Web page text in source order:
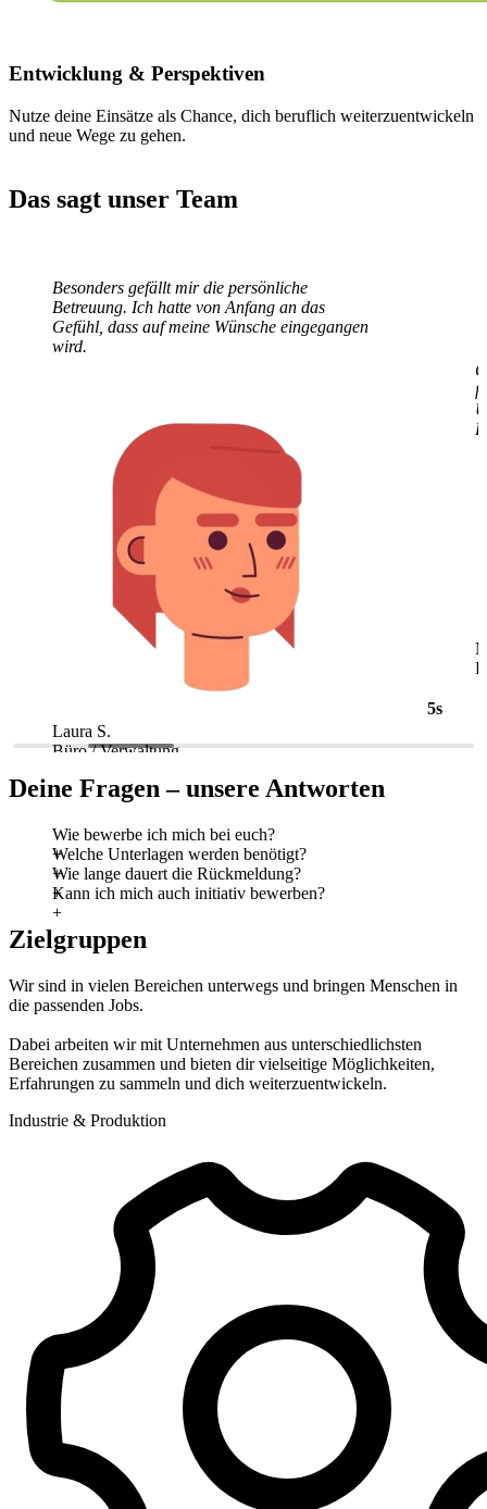
Entwicklung & Perspektiven
Nutze deine Einsätze als Chance, dich beruflich weiterzuentwickeln
und neue Wege zu gehen.
Das sagt unser Team
Besonders gefällt mir die persönliche
Betreuung. Ich hatte von Anfang an das
Gefühl, dass auf meine Wünsche eingegangen
wird.
Laura S.
Büro / Verwaltung
5s
Deine Fragen – unsere Antworten
Wie bewerbe ich mich bei euch?
Welche Unterlagen werden benötigt?
Wie lange dauert die Rückmeldung?
Kann ich mich auch initiativ bewerben?
Zielgruppen
Wir sind in vielen Bereichen unterwegs und bringen Menschen in
die passenden Jobs.
Dabei arbeiten wir mit Unternehmen aus unterschiedlichsten
Bereichen zusammen und bieten dir vielseitige Möglichkeiten,
Erfahrungen zu sammeln und dich weiterzuentwickeln.
Industrie & Produktion